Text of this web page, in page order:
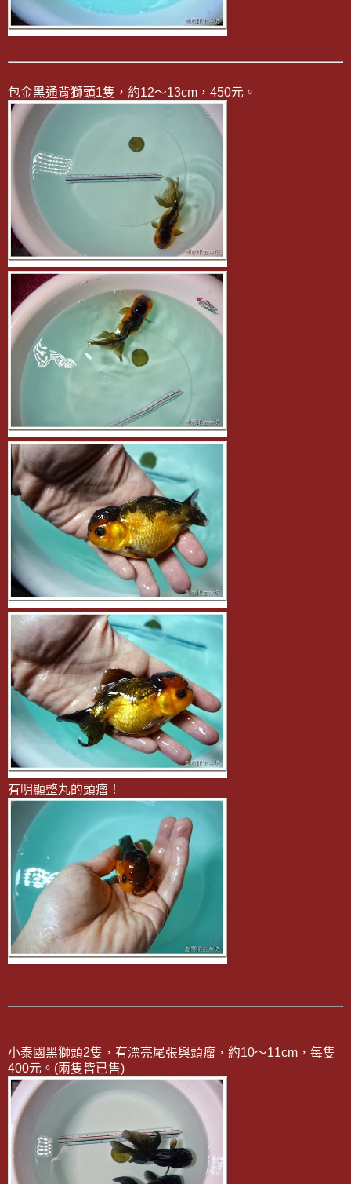
包金黑通背獅頭1隻，約12～13cm，450元。
有明顯整丸的頭瘤！
小泰國黑獅頭2隻，有漂亮尾張與頭瘤，約10～11cm，每隻
400元。(兩隻皆已售)